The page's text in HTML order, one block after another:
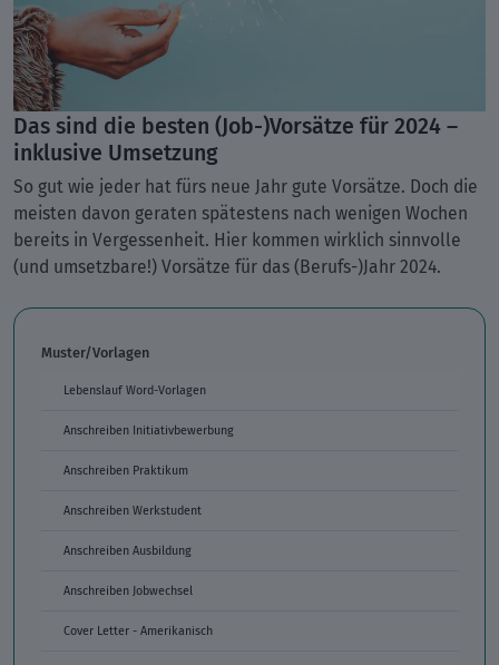
Das sind die besten (Job-)Vorsätze für 2024 –
inklusive Umsetzung
So gut wie jeder hat fürs neue Jahr gute Vorsätze. Doch die
meisten davon geraten spätestens nach wenigen Wochen
bereits in Vergessenheit. Hier kommen wirklich sinnvolle
(und umsetzbare!) Vorsätze für das (Berufs-)Jahr 2024.
Muster/Vorlagen
Lebenslauf Word-Vorlagen
Anschreiben Initiativbewerbung
Anschreiben Praktikum
Anschreiben Werkstudent
Anschreiben Ausbildung
Anschreiben Jobwechsel
Cover Letter - Amerikanisch